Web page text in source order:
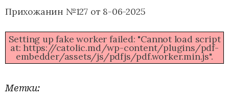
Прихожанин №127 от 8-06-2025
Setting up fake worker failed: "Cannot load script
at: https://catolic.md/wp-content/plugins/pdf-
embedder/assets/js/pdfjs/pdf.worker.min.js".
Метки: